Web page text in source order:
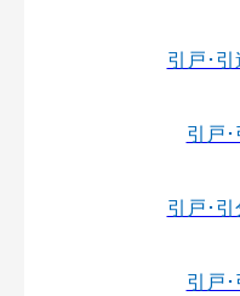
引戸･
引戸
引戸･
引戸